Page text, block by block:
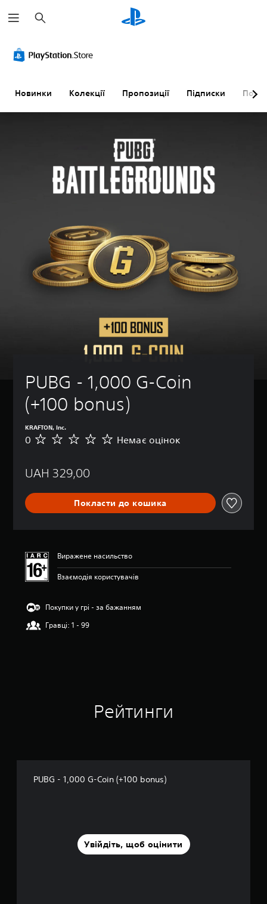
о
ш
Новинки Колекції Пропозиції Підписки
PUBG - 1,000 G-Coin
(+100 bonus)
KRAFTON, Inc.
Н
а
о
ц
0 Немає оцінок
UAH 329,00
Покласти до кошика
Виражене насильство
Взаємодія користувачів
Покупки у грі - за бажанням
Гравці: 1 - 99
Рейтинги
PUBG - 1,000 G-Coin (+100 bonus)
Увійдіть, щоб оцінити